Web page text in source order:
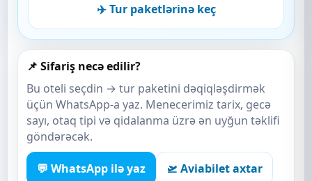
✈️ Tur paketlərinə keç
📌 Sifariş necə edilir?
Bu oteli seçdin → tur paketini dəqiqləşdirmək
üçün WhatsApp-a yaz. Menecerimiz tarix, gecə
sayı, otaq tipi və qidalanma üzrə ən uyğun təklifi
göndərəcək.
💬 WhatsApp ilə yaz 🛫 Aviabilet axtar